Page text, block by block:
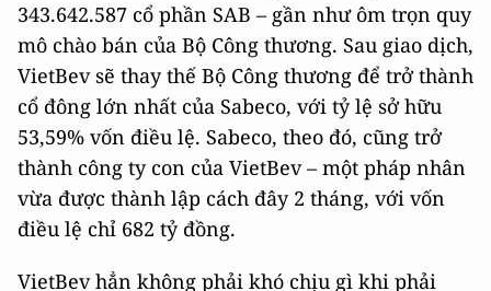
343.642.587 cổ phần SAB – gần như ôm trọn quy
mô chào bán của Bộ Công thương. Sau giao dịch,
VietBev sẽ thay thế Bộ Công thương để trở thành
cổ đông lớn nhất của Sabeco, với tỷ lệ sở hữu
53,59% vốn điều lệ. Sabeco, theo đó, cũng trở
thành công ty con của VietBev – một pháp nhân
vừa được thành lập cách đây 2 tháng, với vốn
điều lệ chỉ 682 tỷ đồng.
VietBev hẳn không phải khó chịu gì khi phải